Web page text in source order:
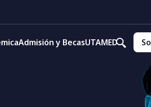
Admisión y BecasUTAMED